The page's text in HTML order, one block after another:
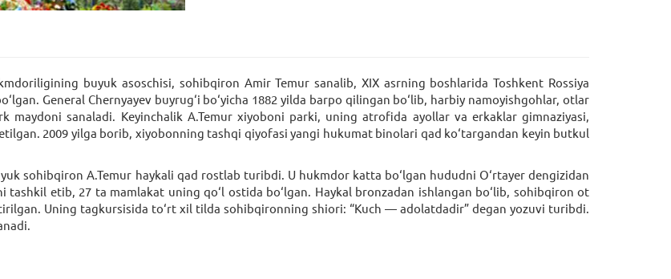
buyuk asoschisi, sohibqiron Amir Temur sanalib, XIX asrning boshlarida Toshkent Rossiya
General Chernyayev buyrug‘i bo‘yicha 1882 yilda barpo qilingan bo‘lib, harbiy namoyishgohlar, otlar
maydoni sanaladi. Keyinchalik A.Temur xiyoboni parki, uning atrofida ayollar va erkaklar gimnaziyasi,
2009 yilga borib, xiyobonning tashqi qiyofasi yangi hukumat binolari qad ko‘targandan keyin butkul
sohibqiron A.Temur haykali qad rostlab turibdi. U hukmdor katta bo‘lgan hududni O‘rtayer dengizidan
etib, 27 ta mamlakat uning qo‘l ostida bo‘lgan. Haykal bronzadan ishlangan bo‘lib, sohibqiron ot
Uning tagkursisida to‘rt xil tilda sohibqironning shiori: “Kuch — adolatdadir” degan yozuvi turibdi.